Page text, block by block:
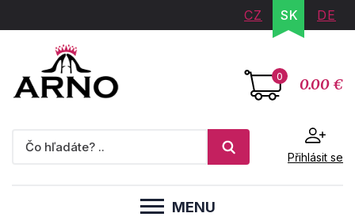
CZ SK DE
0 0.00 €
Přihlásit se
MENU